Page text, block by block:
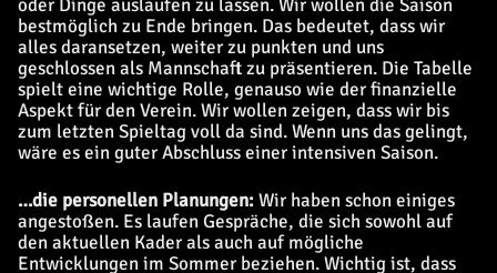
oder Dinge auslaufen zu lassen. Wir wollen die Saison
bestmöglich zu Ende bringen. Das bedeutet, dass wir
alles daransetzen, weiter zu punkten und uns
geschlossen als Mannschaft zu präsentieren. Die Tabelle
spielt eine wichtige Rolle, genauso wie der finanzielle
Aspekt für den Verein. Wir wollen zeigen, dass wir bis
zum letzten Spieltag voll da sind. Wenn uns das gelingt,
wäre es ein guter Abschluss einer intensiven Saison.
…die personellen Planungen:Wir haben schon einiges
angestoßen. Es laufen Gespräche, die sich sowohl auf
den aktuellen Kader als auch auf mögliche
Entwicklungen im Sommer beziehen. Wichtig ist, dass